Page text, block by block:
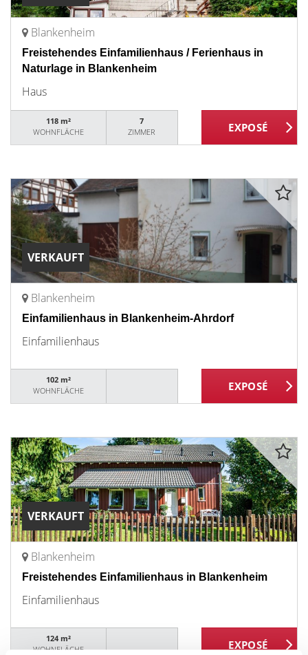
Blankenheim
Freistehendes Einfamilienhaus / Ferienhaus in
Naturlage in Blankenheim
Haus
118 m²
WOHNFLÄCHE
7
ZIMMER
VERKAUFT
Blankenheim
Einfamilienhaus in Blankenheim-Ahrdorf
Einfamilienhaus
102 m²
WOHNFLÄCHE
VERKAUFT
Blankenheim
Freistehendes Einfamilienhaus in Blankenheim
Einfamilienhaus
124 m²
WOHNFLÄCHE